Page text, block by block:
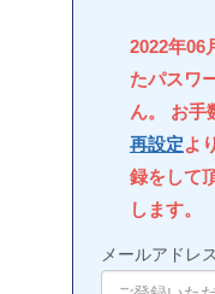
2022年06
たパスワ
ん。 お手
再設定よ
録をして
します。
メールアドレス